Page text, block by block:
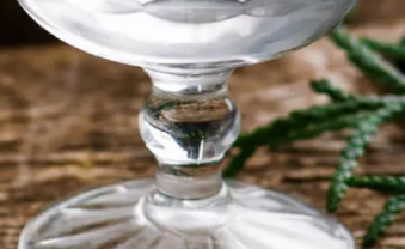
E-Mail senden teilen
Fotos & Eindrücke